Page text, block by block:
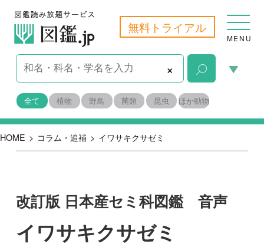
無料トライアル
MENU
×
全て 植物 野鳥 菌類 昆虫 ほか動物
イワサキクサゼミ
2018-07-06